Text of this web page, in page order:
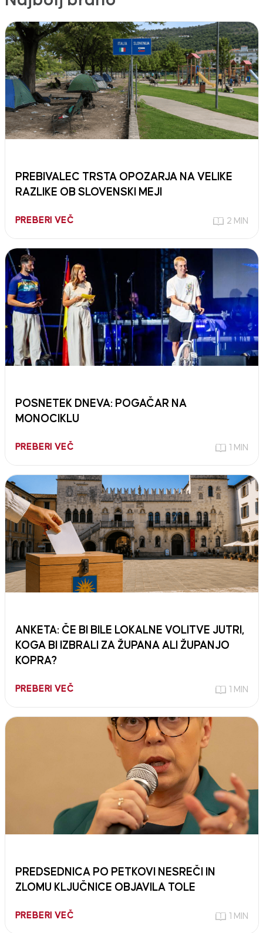
PREBIVALEC TRSTA OPOZARJA NA VELIKE
RAZLIKE OB SLOVENSKI MEJI
PREBERI VEČ 2 MIN
POSNETEK DNEVA: POGAČAR NA
MONOCIKLU
PREBERI VEČ 1 MIN
ANKETA: ČE BI BILE LOKALNE VOLITVE JUTRI,
KOGA BI IZBRALI ZA ŽUPANA ALI ŽUPANJO
KOPRA?
PREBERI VEČ 1 MIN
PREDSEDNICA PO PETKOVI NESREČI IN
ZLOMU KLJUČNICE OBJAVILA TOLE
PREBERI VEČ 1 MIN